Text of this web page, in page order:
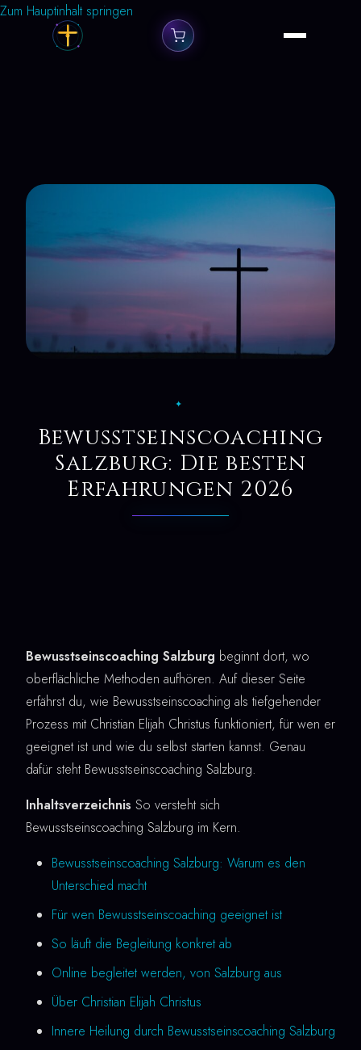
Zum Hauptinhalt springen
✦
Bewusstseinscoaching
Salzburg: Die besten
Erfahrungen 2026
Bewusstseinscoaching Salzburg beginnt dort, wo
oberflächliche Methoden aufhören. Auf dieser Seite
erfährst du, wie Bewusstseinscoaching als tiefgehender
Prozess mit Christian Elijah Christus funktioniert, für wen er
geeignet ist und wie du selbst starten kannst. Genau
dafür steht Bewusstseinscoaching Salzburg.
Inhaltsverzeichnis So versteht sich
Bewusstseinscoaching Salzburg im Kern.
Bewusstseinscoaching Salzburg: Warum es den
Unterschied macht
Für wen Bewusstseinscoaching geeignet ist
So läuft die Begleitung konkret ab
Online begleitet werden, von Salzburg aus
Über Christian Elijah Christus
Innere Heilung durch Bewusstseinscoaching Salzburg